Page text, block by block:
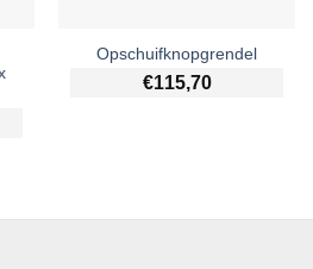
Opschuifknopgrendel
€115,70